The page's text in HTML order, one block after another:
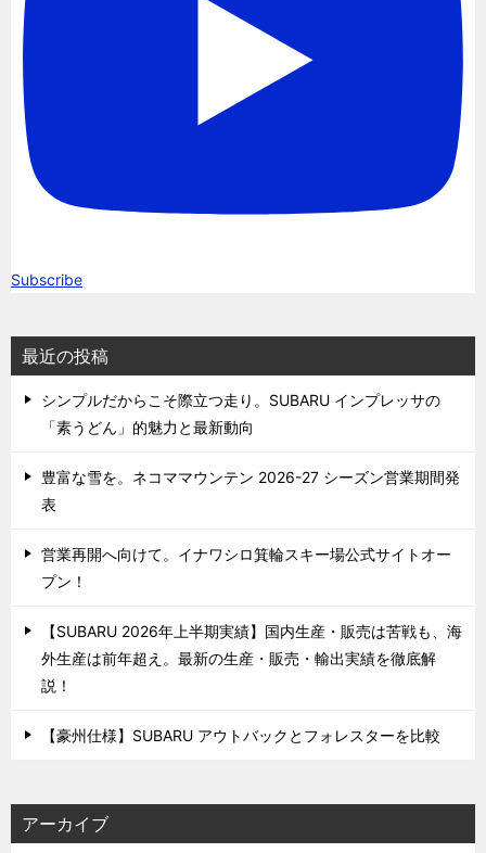
Subscribe
最近の投稿
シンプルだからこそ際立つ走り。SUBARU インプレッサの
「素うどん」的魅力と最新動向
豊富な雪を。ネコママウンテン 2026-27 シーズン営業期間発
表
営業再開へ向けて。イナワシロ箕輪スキー場公式サイトオー
プン！
【SUBARU 2026年上半期実績】国内生産・販売は苦戦も、海
外生産は前年超え。最新の生産・販売・輸出実績を徹底解
説！
【豪州仕様】SUBARU アウトバックとフォレスターを比較
アーカイブ